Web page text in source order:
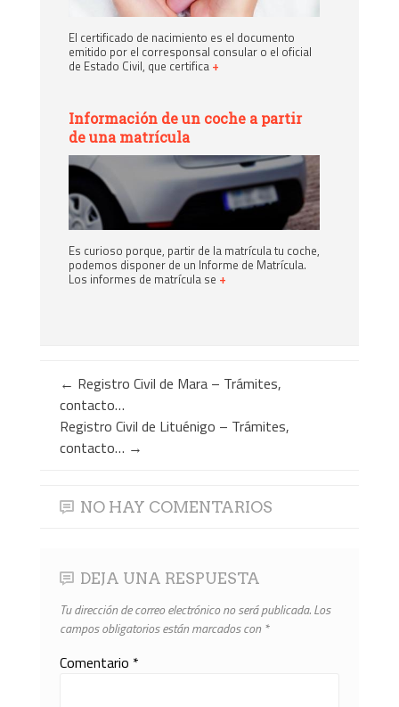
El certificado de nacimiento es el documento
emitido por el corresponsal consular o el oficial
de Estado Civil, que certifica +
Información de un coche a partir
de una matrícula
Es curioso porque, partir de la matrícula tu coche,
podemos disponer de un Informe de Matrícula.
Los informes de matrícula se +
← Registro Civil de Mara – Trámites,
contacto…
Registro Civil de Lituénigo – Trámites,
contacto… →
NO HAY COMENTARIOS
DEJA UNA RESPUESTA
Tu dirección de correo electrónico no será publicada.Los
campos obligatorios están marcados con *
Comentario *